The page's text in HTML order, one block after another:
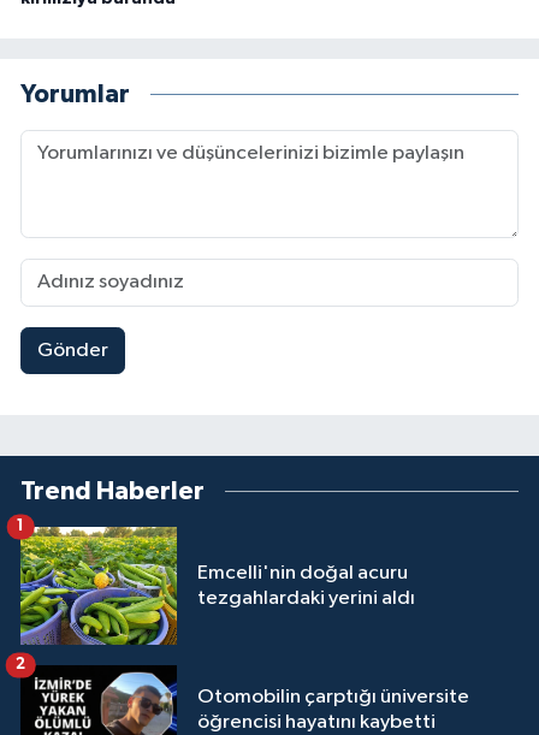
Yorumlar
Gönder
Trend Haberler
Emcelli'nin doğal acuru
tezgahlardaki yerini aldı
Otomobilin çarptığı üniversite
öğrencisi hayatını kaybetti
2